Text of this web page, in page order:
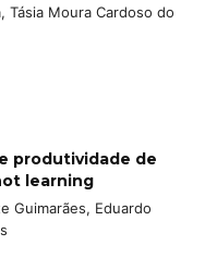
Tásia Moura Cardoso do
produtividade de
learning
Guimarães, Eduardo